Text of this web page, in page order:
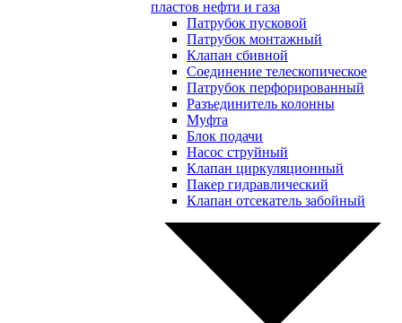
пластов нефти и газа
Патрубок пусковой
Патрубок монтажный
Клапан сбивной
Соединение телескопическое
Патрубок перфорированный
Разъединитель колонны
Муфта
Блок подачи
Насос струйный
Клапан циркуляционный
Пакер гидравлический
Клапан отсекатель забойный